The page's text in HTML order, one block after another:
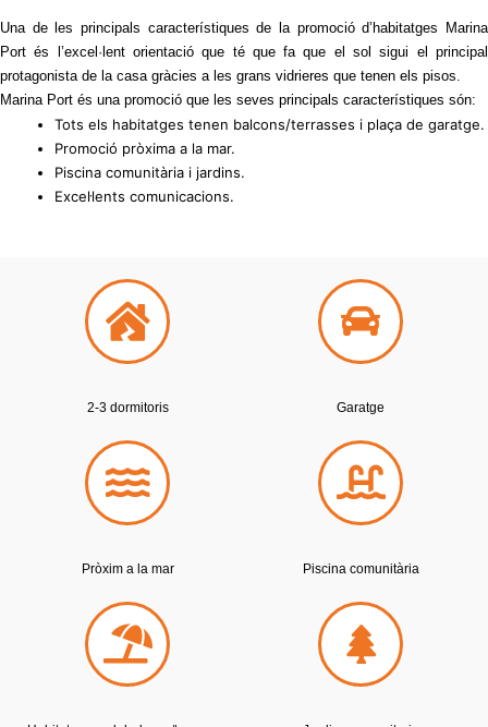
Una de les principals característiques de la promoció d’habitatges Marina
Port és l’excel·lent orientació que té que fa que el sol sigui el principal
protagonista de la casa gràcies a les grans vidrieres que tenen els pisos.
Marina Port és una promoció que les seves principals característiques són:
Tots els habitatges tenen balcons/terrasses i plaça de garatge.
Promoció pròxima a la mar.
Piscina comunitària i jardins.
Excel·lents comunicacions.
2-3 dormitoris Garatge
Pròxim a la mar Piscina comunitària